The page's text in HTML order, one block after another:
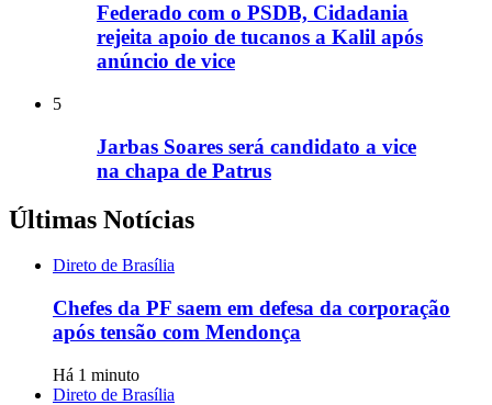
Federado com o PSDB, Cidadania
rejeita apoio de tucanos a Kalil após
anúncio de vice
5
Jarbas Soares será candidato a vice
na chapa de Patrus
Últimas Notícias
Direto de Brasília
Chefes da PF saem em defesa da corporação
após tensão com Mendonça
Há 1 minuto
Direto de Brasília